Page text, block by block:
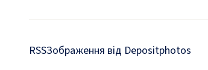
RSSЗображення від Depositphotos